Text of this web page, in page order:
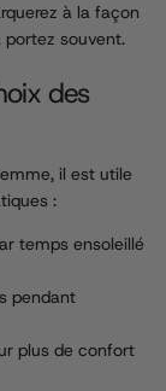
à la façon
souvent.
des
il est utile
:
temps ensoleillé
pendant
plus de confort